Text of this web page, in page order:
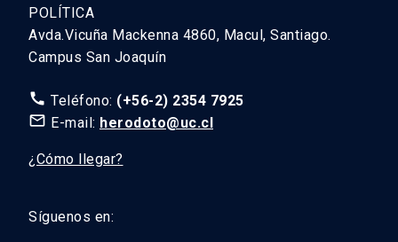
POLÍTICA
Avda.Vicuña Mackenna 4860, Macul, Santiago.
Campus San Joaquín
call Teléfono: (+56-2) 2354 7925
mail_outline E-mail: herodoto@uc.cl
¿Cómo llegar?
Síguenos en: